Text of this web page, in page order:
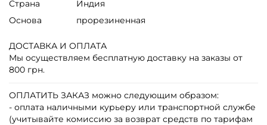
Страна
Индия
Основа
прорезиненная
ДОСТАВКА И ОПЛАТА
Мы осуществляем бесплатную доставку на заказы от
800 грн.
ОПЛАТИТЬ ЗАКАЗ можно следующим образом:
- оплата наличными курьеру или транспортной службе
(учитывайте комиссию за возврат средств по тарифам